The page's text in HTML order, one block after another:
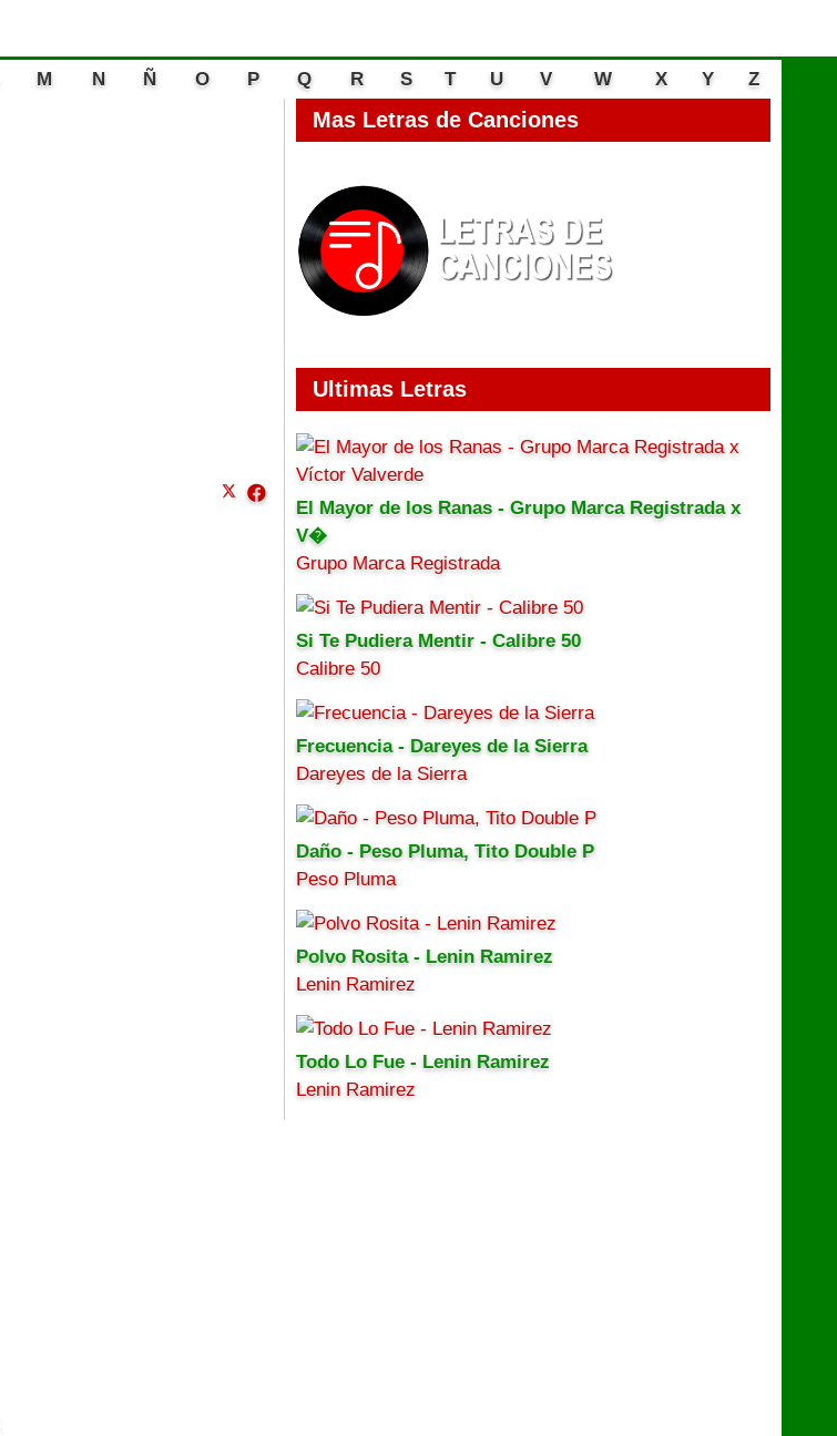
M N Ñ O P Q R S T U V W X Y
Z
Mas Letras de Canciones
Ultimas Letras
El Mayor de los Ranas - Grupo Marca Registrada x
V�
Grupo Marca Registrada
Si Te Pudiera Mentir - Calibre 50
Calibre 50
Frecuencia - Dareyes de la Sierra
Dareyes de la Sierra
Daño - Peso Pluma, Tito Double P
Peso Pluma
Polvo Rosita - Lenin Ramirez
Lenin Ramirez
Todo Lo Fue - Lenin Ramirez
Lenin Ramirez